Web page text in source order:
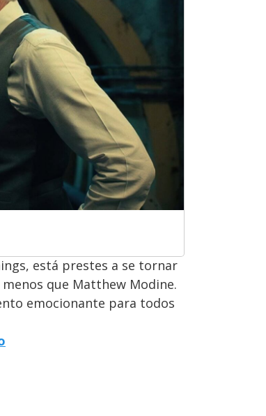
está prestes a se tornar
que Matthew Modine.
emocionante para todos